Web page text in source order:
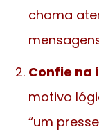
chama
Confie na
motivo
“um